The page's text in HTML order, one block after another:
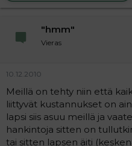
"hmm"
Vieras
10.12.2010
Meillä on tehty niin että
liittyvät kustannukset on
lapsi siis asuu meillä ja
hankintoja sitten on
tai sitten lapsen äiti